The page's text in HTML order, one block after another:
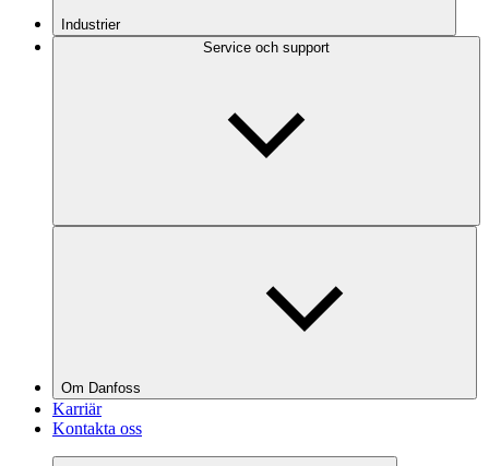
Industrier
Service och support
Om Danfoss
Karriär
Kontakta oss